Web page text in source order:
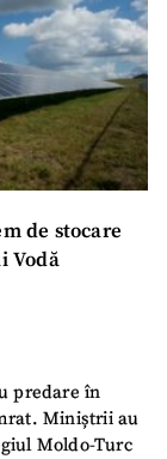
de stocare
Vodă
predare în
Miniștrii au
Moldo-Turc